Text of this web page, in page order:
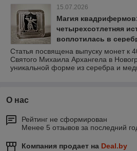
15.07.2026
Магия
четырехсотлетняя
воплотилась в
Статья посвящена выпуску монет к
Святого Михаила Архангела в
уникальной форме из серебра и
О нас
Рейтинг не сформирован
Менее 5 отзывов за последний
Компания продает на Deal.by